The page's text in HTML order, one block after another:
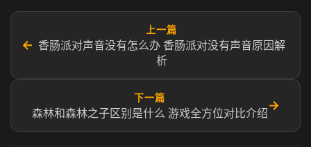
←
上一篇
香肠派对声音没有怎么办 香肠派对没有声音原因解
析
下一篇
森林和森林之子区别是什么 游戏全方位对比介绍
→